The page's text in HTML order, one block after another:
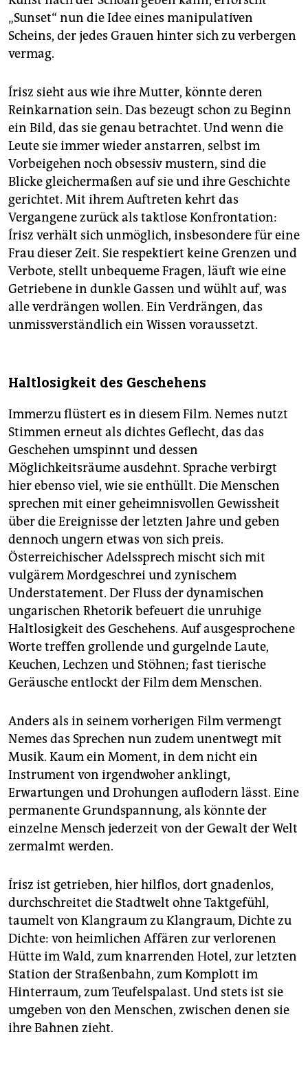
„Sunset“ nun die Idee eines manipulativen
Scheins, der jedes Grauen hinter sich zu verbergen
vermag.
Írisz sieht aus wie ihre Mutter, könnte deren
Reinkarnation sein. Das bezeugt schon zu Beginn
ein Bild, das sie genau betrachtet. Und wenn die
Leute sie immer wieder anstarren, selbst im
Vorbeigehen noch obsessiv mustern, sind die
Blicke gleichermaßen auf sie und ihre Geschichte
gerichtet. Mit ihrem Auftreten kehrt das
Vergangene zurück als taktlose Konfrontation:
Írisz verhält sich unmöglich, insbesondere für eine
Frau dieser Zeit. Sie respektiert keine Grenzen und
Verbote, stellt unbequeme Fragen, läuft wie eine
Getriebene in dunkle Gassen und wühlt auf, was
alle verdrängen wollen. Ein Verdrängen, das
unmissverständlich ein Wissen voraussetzt.
Haltlosigkeit des Geschehens
Immerzu flüstert es in diesem Film. Nemes nutzt
Stimmen erneut als dichtes Geflecht, das das
Geschehen umspinnt und dessen
Möglichkeitsräume ausdehnt. Sprache verbirgt
hier ebenso viel, wie sie enthüllt. Die Menschen
sprechen mit einer geheimnisvollen Gewissheit
über die Ereignisse der letzten Jahre und geben
dennoch ungern etwas von sich preis.
Österreichischer Adelssprech mischt sich mit
vulgärem Mordgeschrei und zynischem
Understatement. Der Fluss der dynamischen
ungarischen Rhetorik befeuert die unruhige
Haltlosigkeit des Geschehens. Auf ausgesprochene
Worte treffen grollende und gurgelnde Laute,
Keuchen, Lechzen und Stöhnen; fast tierische
Geräusche entlockt der Film dem Menschen.
Anders als in seinem vorherigen Film vermengt
Nemes das Sprechen nun zudem unentwegt mit
Musik. Kaum ein Moment, in dem nicht ein
Instrument von irgendwoher anklingt,
Erwartungen und Drohungen auflodern lässt. Eine
permanente Grundspannung, als könnte der
einzelne Mensch jederzeit von der Gewalt der Welt
zermalmt werden.
Írisz ist getrieben, hier hilflos, dort gnadenlos,
durchschreitet die Stadtwelt ohne Taktgefühl,
taumelt von Klangraum zu Klangraum, Dichte zu
Dichte: von heimlichen Affären zur verlorenen
Hütte im Wald, zum knarrenden Hotel, zur letzten
Station der Straßenbahn, zum Komplott im
Hinterraum, zum Teufelspalast. Und stets ist sie
umgeben von den Menschen, zwischen denen sie
ihre Bahnen zieht.